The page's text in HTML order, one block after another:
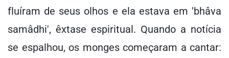
fluíram de seus olhos e ela estava em 'bhâva
samâdhi', êxtase espiritual. Quando a notícia
se espalhou, os monges começaram a cantar: